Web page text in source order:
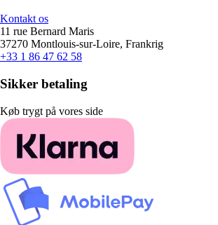
Kontakt os
11 rue Bernard Maris
37270 Montlouis-sur-Loire, Frankrig
+33 1 86 47 62 58
Sikker betaling
Køb trygt på vores side